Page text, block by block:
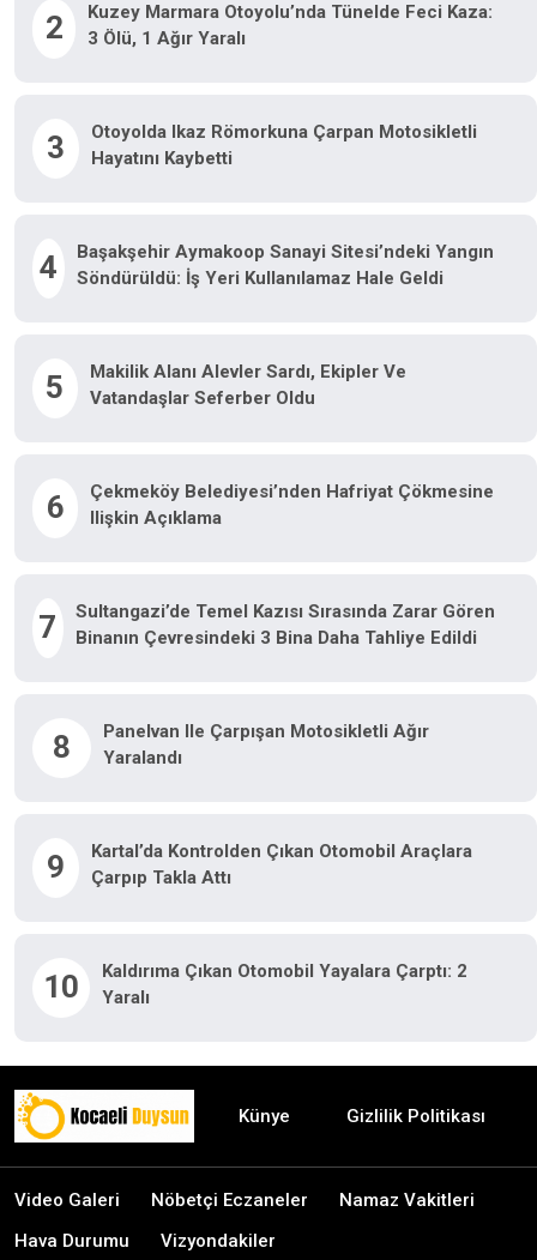
2
Kuzey Marmara Otoyolu’nda Tünelde Feci Kaza:
3 Ölü, 1 Ağır Yaralı
3
Otoyolda Ikaz Römorkuna Çarpan Motosikletli
Hayatını Kaybetti
4
Başakşehir Aymakoop Sanayi Sitesi’ndeki Yangın
Söndürüldü: İş Yeri Kullanılamaz Hale Geldi
5
Makilik Alanı Alevler Sardı, Ekipler Ve
Vatandaşlar Seferber Oldu
6
Çekmeköy Belediyesi’nden Hafriyat Çökmesine
Ilişkin Açıklama
7
Sultangazi’de Temel Kazısı Sırasında Zarar Gören
Binanın Çevresindeki 3 Bina Daha Tahliye Edildi
8
Panelvan Ile Çarpışan Motosikletli Ağır
Yaralandı
9
Kartal’da Kontrolden Çıkan Otomobil Araçlara
Çarpıp Takla Attı
10
Kaldırıma Çıkan Otomobil Yayalara Çarptı: 2
Yaralı
Künye Gizlilik Politikası
Video Galeri Nöbetçi Eczaneler
Namaz Vakitleri
Hava Durumu
Vizyondakiler